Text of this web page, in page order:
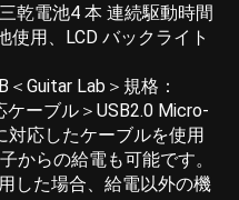
乾電池4 本 連続駆動時間
使用、LCD バックライト
Guitar Lab＞規格：
ケーブル＞USB2.0 Micro-
対応したケーブルを使用
からの給電も可能です。
した場合、給電以外の機